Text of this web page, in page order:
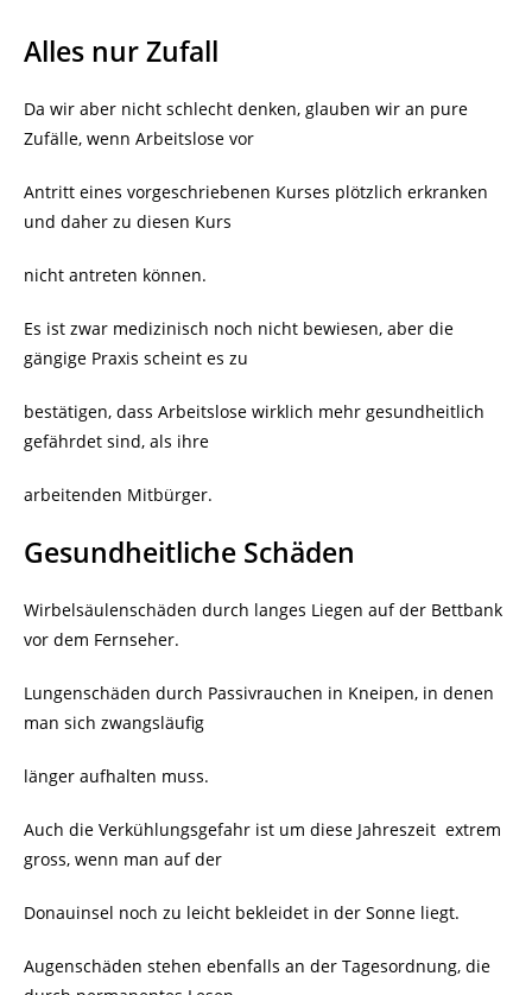
Alles nur Zufall
Da wir aber nicht schlecht denken, glauben wir an pure
Zufälle, wenn Arbeitslose vor
Antritt eines vorgeschriebenen Kurses plötzlich erkranken
und daher zu diesen Kurs
nicht antreten können.
Es ist zwar medizinisch noch nicht bewiesen, aber die
gängige Praxis scheint es zu
bestätigen, dass Arbeitslose wirklich mehr gesundheitlich
gefährdet sind, als ihre
arbeitenden Mitbürger.
Gesundheitliche Schäden
Wirbelsäulenschäden durch langes Liegen auf der Bettbank
vor dem Fernseher.
Lungenschäden durch Passivrauchen in Kneipen, in denen
man sich zwangsläufig
länger aufhalten muss.
Auch die Verkühlungsgefahr ist um diese Jahreszeit extrem
gross, wenn man auf der
Donauinsel noch zu leicht bekleidet in der Sonne liegt.
Augenschäden stehen ebenfalls an der Tagesordnung, die